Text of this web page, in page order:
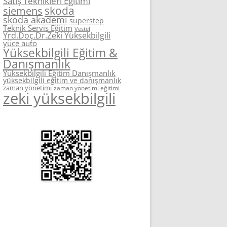
siemens skoda
skoda akademi superstep
Teknik Servis Eğitim Vestel
Yrd.Doç.Dr.Zeki Yüksekbilgili
yüce auto
Yüksekbilgili Eğitim &
Danışmanlık
Yüksekbilgili Eğitim Danışmanlık
yüksekbilgili eğitim ve danışmanlık
zaman yönetimi zaman yönetimi eğitimi
zeki yüksekbilgili